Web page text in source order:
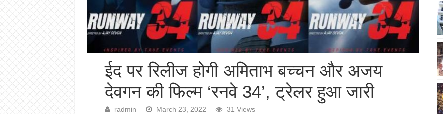
ईद पर रिलीज होगी अमिताभ बच्चन और अजय
देवगन की फिल्म ‘रनवे 34’, ट्रेलर हुआ जारी
radmin March 23, 2022 31 Views